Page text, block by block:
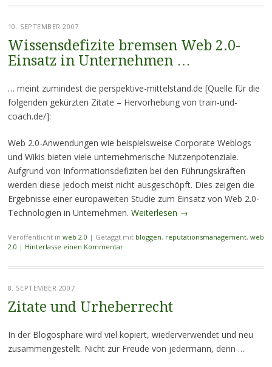
10. SEPTEMBER 2007
Wissensdefizite bremsen Web 2.0-
Einsatz in Unternehmen …
… meint zumindest die perspektive-mittelstand.de [Quelle für die
folgenden gekürzten Zitate – Hervorhebung von train-und-
coach.de/]:
Web 2.0-Anwendungen wie beispielsweise Corporate Weblogs
und Wikis bieten viele unternehmerische Nutzenpotenziale.
Aufgrund von Informationsdefiziten bei den Führungskräften
werden diese jedoch meist nicht ausgeschöpft. Dies zeigen die
Ergebnisse einer europaweiten Studie zum Einsatz von Web 2.0-
Technologien in Unternehmen. Weiterlesen →
Veröffentlicht in web 2.0 | Getaggt mit bloggen, reputationsmanagement, web
2.0 | Hinterlasse einen Kommentar
8. SEPTEMBER 2007
Zitate und Urheberrecht
In der Blogosphäre wird viel kopiert, wiederverwendet und neu
zusammengestellt. Nicht zur Freude von jedermann, denn …